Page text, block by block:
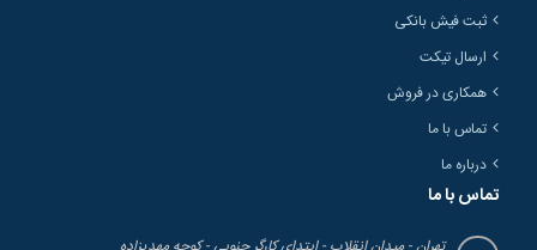
ثبت فیش بانکی
ارسال تیکت
همکاری در فروش
تماس با ما
درباره ما
تماس با ما